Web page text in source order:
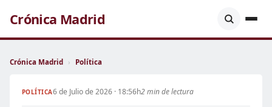
Crónica Madrid
Crónica Madrid › Política
POLÍTICA6 de Julio de 2026 · 18:56h2 min de lectura